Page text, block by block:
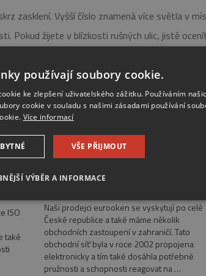
zasklení. Vyšší číslo znamená více světla v
Pokud žijete v blízkosti rušných ulic, jistě
skla.
ISO
také
Naši prodejci eurooken se vyskytují po celé
České republice a také máme několik
obchodních zastoupení v zahraničí. Tato
obchodní síť byla v roce 2002 propojena
elektronicky a tím také dosáhla potřebné
pružnosti a schopnosti reagovat na …
používají soubory cookie.
ke zlepšení uživatelského zážitku. Používáním
cookie v souladu s našimi zásadami používání
Více informací
VŠE PŘIJMOUT
VÝBĚR A INFORMACE
SOUBORY SOUBORY CÍLENÍ